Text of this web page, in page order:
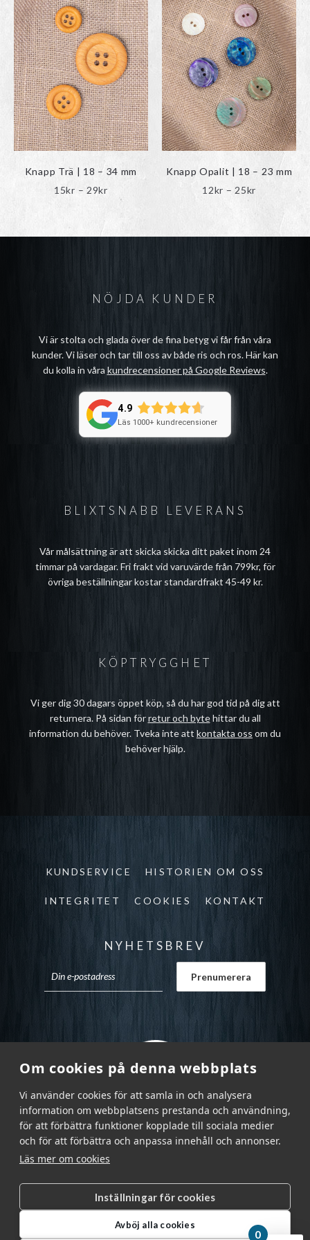
Om cookies på denna webbplats
Vi använder cookies för att samla in och analysera
information om webbplatsens prestanda och användning,
för att förbättra funktioner kopplade till sociala medier
och för att förbättra och anpassa innehåll och annonser.
Läs mer om cookies
Inställningar för cookies
Avböj alla cookies
Knapp Trä | 18 – 34 mm
15kr – 29krPrisintervall:
29kr
produkten
har
flera
varianter.
De
olika
alternativen
kan
väljas
på
produktsidan
Knapp Opalit | 18 – 23 mm
12kr – 25kr
25kr
produkten
har
flera
varianter.
De
olika
alternativen
kan
väljas
på
produktsidan
BLIXTSNABB LEVERANS
Vår målsättning är att skicka skicka ditt paket inom 24
timmar på vardagar. Fri frakt vid varuvärde från 799kr, för
övriga beställningar kostar standardfrakt 45-49 kr.
NÖJDA KUNDER
Vi är stolta och glada över de fina betyg vi får från våra
kunder. Vi läser och tar till oss av både ris och ros. Här kan
du kolla in våra kundrecensioner på Google Reviews.
4.9
Läs 1000+ kundrecensioner
KÖPTRYGGHET
Vi ger dig 30 dagars öppet köp, så du har god tid på dig att
returnera. På sidan förretur och bytehittar du all
information du behöver. Tveka inte att kontakta oss om du
behöver hjälp.
KUNDSERVICE HISTORIEN OM OSS
INTEGRITET COOKIES KONTAKT
NYHETSBREV
Garnr Sverige AB © 2026 |
info@garnr.se
| 031 - 92 94 92
0